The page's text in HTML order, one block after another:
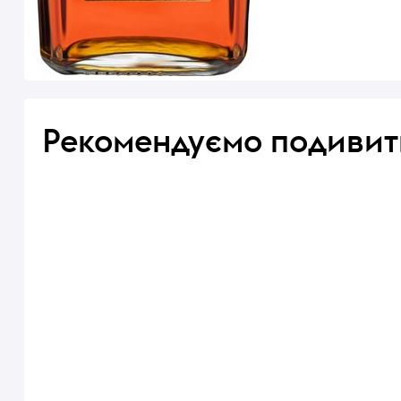
Рекомендуємо